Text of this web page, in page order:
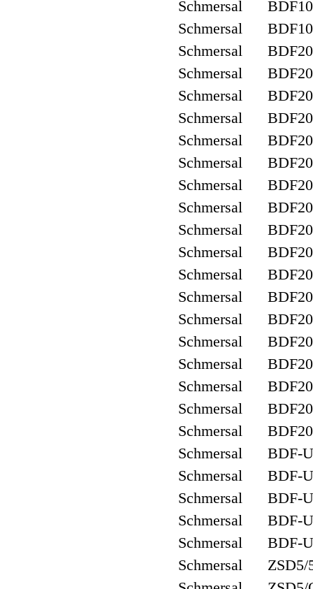
Schmersal
Schmersal
Schmersal
Schmersal
Schmersal
Schmersal
Schmersal
Schmersal
Schmersal
Schmersal
Schmersal
Schmersal
Schmersal
Schmersal
Schmersal
Schmersal
Schmersal
Schmersal
Schmersal
Schmersal
Schmersal BDF-
Schmersal BDF-
Schmersal BDF-
Schmersal BDF-
Schmersal BDF-
Schmersal ZSD5/